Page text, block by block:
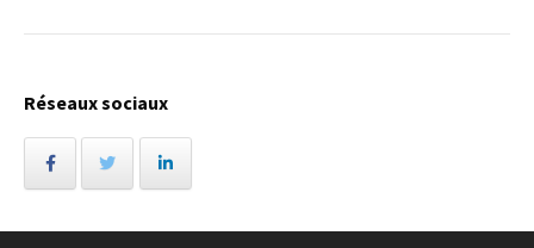
Réseaux sociaux